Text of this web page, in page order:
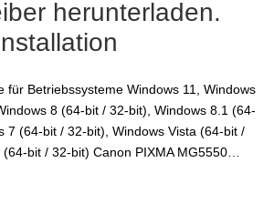
herunterladen.
für Betriebssysteme Windows 11, Windows
8 (64-bit / 32-bit), Windows 8.1 (64-
7 (64-bit / 32-bit), Windows Vista (64-bit /
bit / 32-bit) Canon PIXMA MG5550…